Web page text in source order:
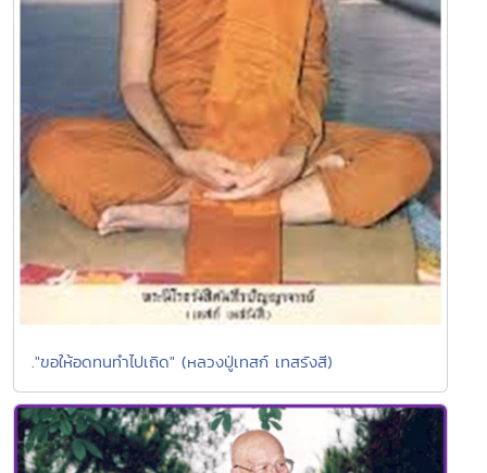
."ขอให้อดทนทำไปเถิด" (หลวงปู่เทสก์ เทสรังสี)